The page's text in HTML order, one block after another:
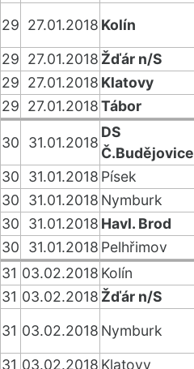
29 27.01.2018 Kolín
29 27.01.2018 Žďár n/S
29 27.01.2018 Klatovy
29 27.01.2018Tábor
30 31.01.2018
DS
Č.Budějovice
30
31.01.2018 Písek
30
31.01.2018 Nymburk
30
31.01.2018 Havl. Brod
30
31.01.2018 Pelhřimov
31 03.02.2018 Kolín
31 03.02.2018 Žďár n/S
31 03.02.2018 Nymburk
31 03.02.2018 Klatovy